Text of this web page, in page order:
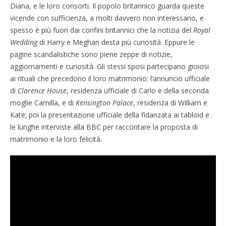
Diana, e le loro consorti. Il popolo britannico guarda queste
vicende con sufficienza, a molti davvero non interessano, e
spesso è più fuori dai confini britannici che la notizia del Royal
Weddingdi Harry e Meghan desta più curiosità. Eppure le
pagine scandalistiche sono piene zeppe di notizie,
aggiornamenti e curiosità. Gli stessi sposi partecipano gioiosi
ai rituali che precedono il loro matrimonio: l’annuncio ufficiale
di Clarence House, residenza ufficiale di Carlo e della seconda
moglie Camilla, e di Kensington Palace, residenza di William e
Kate; poi la presentazione ufficiale della fidanzata ai tabloid e
le lunghe interviste alla BBC per raccontare la proposta di
matrimonio e la loro felicità.